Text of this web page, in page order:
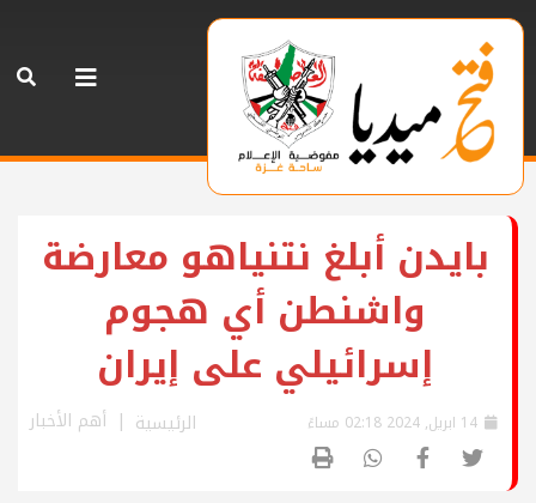
بايدن أبلغ نتنياهو معارضة
واشنطن أي هجوم
إسرائيلي على إيران
الرئيسية أهم الأخبار